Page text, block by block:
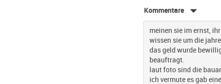
Kommentare
meinen sie im ernst,
wissen sie um die
das geld wurde
beauftragt.
laut foto sind die
ich vermute es gab